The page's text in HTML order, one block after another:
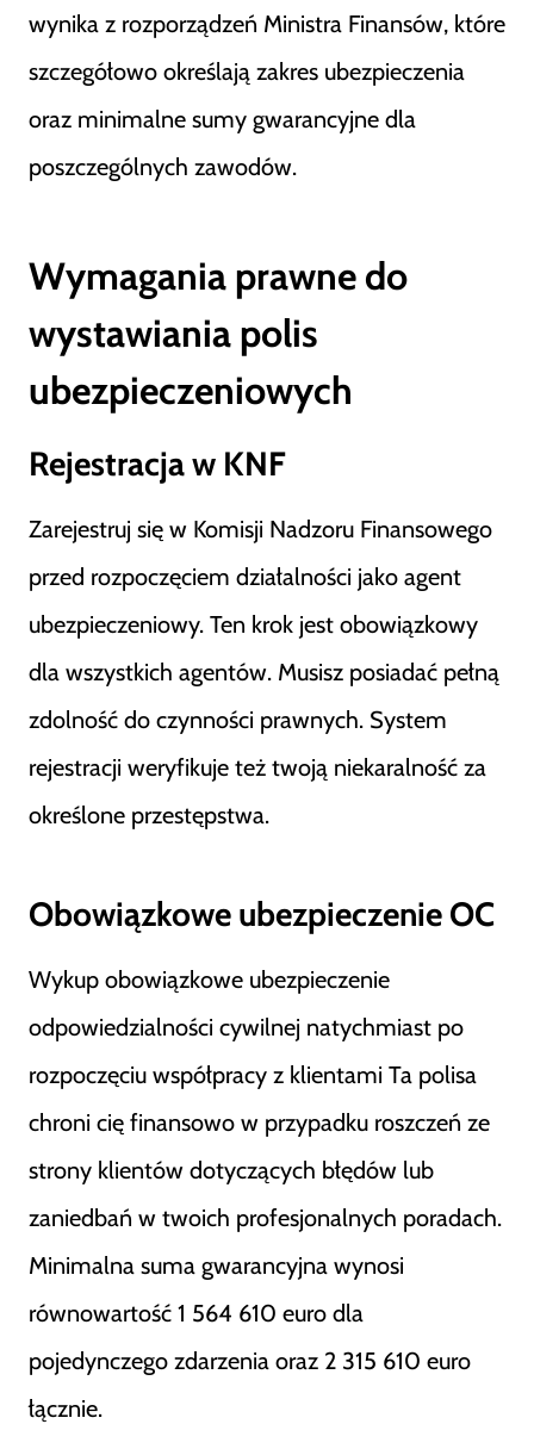
wynika z rozporządzeń Ministra Finansów, które
szczegółowo określają zakres ubezpieczenia
oraz minimalne sumy gwarancyjne dla
poszczególnych zawodów.
Wymagania prawne do
wystawiania polis
ubezpieczeniowych
Rejestracja w KNF
Zarejestruj się w Komisji Nadzoru Finansowego
przed rozpoczęciem działalności jako agent
ubezpieczeniowy. Ten krok jest obowiązkowy
dla wszystkich agentów. Musisz posiadać pełną
zdolność do czynności prawnych. System
rejestracji weryfikuje też twoją niekaralność za
określone przestępstwa.
Obowiązkowe ubezpieczenie OC
Wykup obowiązkowe ubezpieczenie
odpowiedzialności cywilnej natychmiast po
rozpoczęciu współpracy z klientami Ta polisa
chroni cię finansowo w przypadku roszczeń ze
strony klientów dotyczących błędów lub
zaniedbań w twoich profesjonalnych poradach.
Minimalna suma gwarancyjna wynosi
równowartość 1 564 610 euro dla
pojedynczego zdarzenia oraz 2 315 610 euro
łącznie.